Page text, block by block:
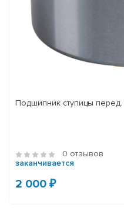
Подшипник ступицы перед.
0 отзывов
заканчивается
2 000 ₽